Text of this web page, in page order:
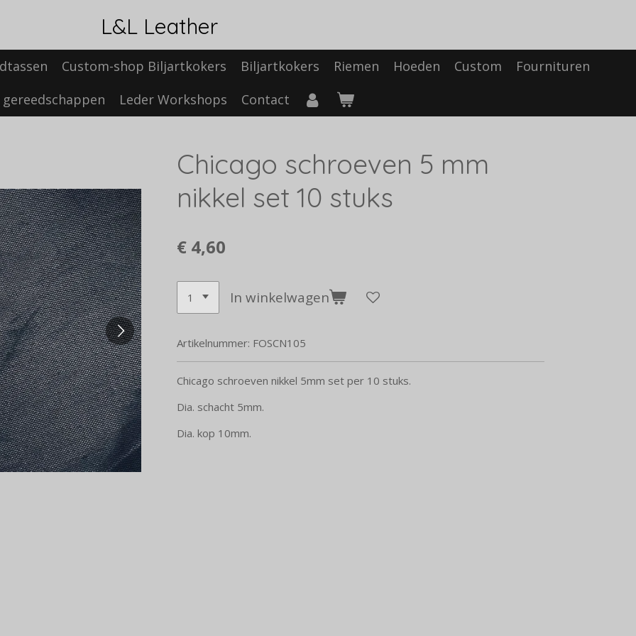
L&L Leather
Custom-shop Biljartkokers Biljartkokers Riemen Hoeden Custom
Fournituren
gereedschappen
Leder Workshops Contact
Chicago schroeven 5 mm
nikkel set 10 stuks
€ 4,60
In winkelwagen
Artikelnummer: FOSCN105
Chicago schroeven nikkel 5mm set per 10 stuks.
Dia. schacht 5mm.
Dia. kop 10mm.